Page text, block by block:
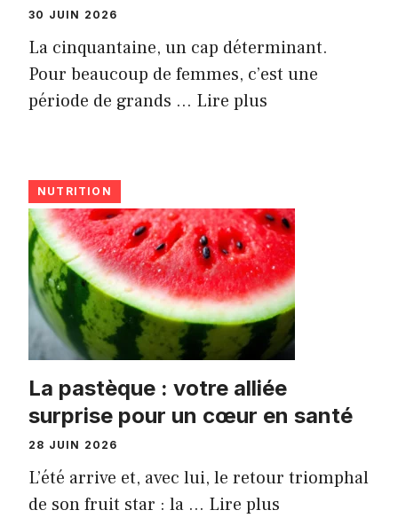
30 JUIN 2026
La cinquantaine, un cap déterminant.
Pour beaucoup de femmes, c’est une
période de grands ... Lire plus
NUTRITION
La pastèque : votre alliée
surprise pour un cœur en santé
28 JUIN 2026
L’été arrive et, avec lui, le retour triomphal
de son fruit star : la ... Lire plus